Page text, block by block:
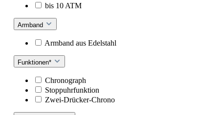
bis 10 ATM
Armband
Armband aus Edelstahl
Funktionen*
Chronograph
Stoppuhrfunktion
Zwei-Drücker-Chrono